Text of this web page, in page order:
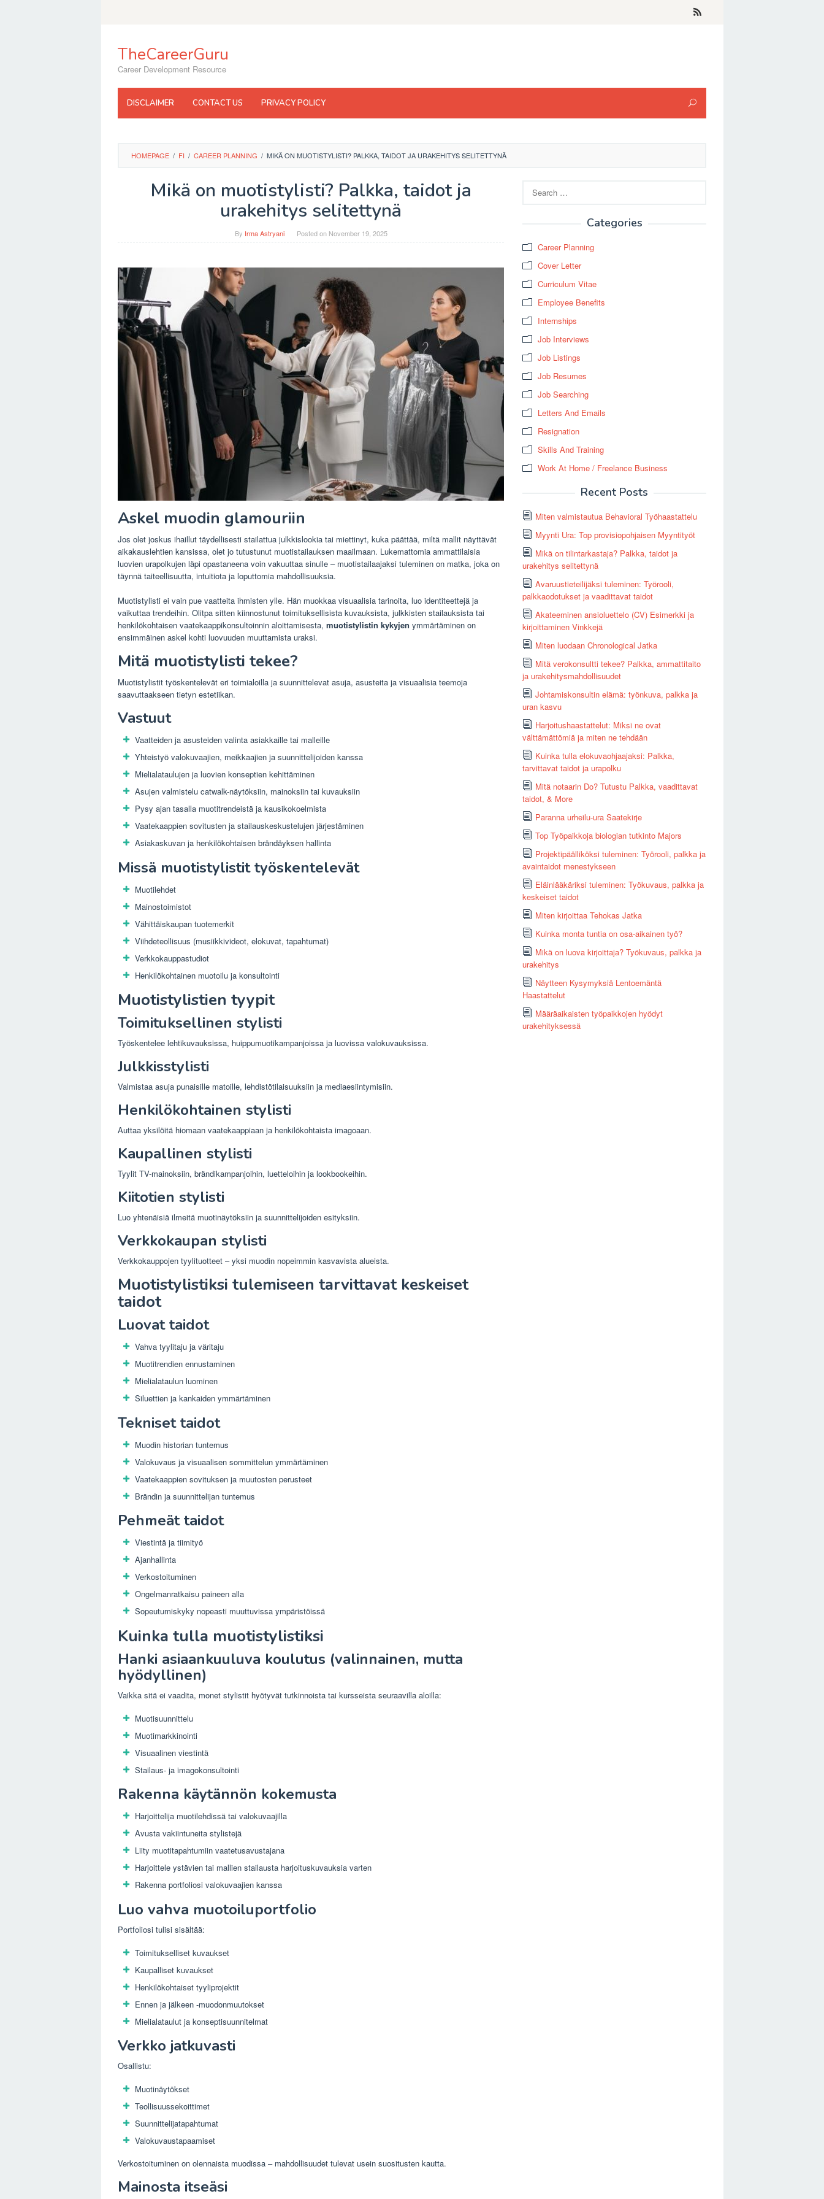
TheCareerGuru
Career Development Resource
DISCLAIMER CONTACT US PRIVACY POLICY
HOMEPAGE / FI / CAREER PLANNING / MIKÄ ON MUOTISTYLISTI? PALKKA, TAIDOT JA URAKEHITYS SELITETTYNÄ
Mikä on muotistylisti? Palkka, taidot ja
urakehitys selitettynä
By Irma Astryani Posted on November 19, 2025
Askel muodin glamouriin
Jos olet joskus ihaillut täydellisesti stailattua julkkislookia tai miettinyt, kuka päättää, miltä mallit näyttävät
aikakauslehtien kansissa, olet jo tutustunut muotistailauksen maailmaan. Lukemattomia ammattilaisia ​​
luovien urapolkujen läpi opastaneena voin vakuuttaa sinulle – muotistailaajaksi tuleminen on matka, joka on
täynnä taiteellisuutta, intuitiota ja loputtomia mahdollisuuksia.
Muotistylisti ei vain pue vaatteita ihmisten ylle. Hän muokkaa visuaalisia tarinoita, luo identiteettejä ja
vaikuttaa trendeihin. Olitpa sitten kiinnostunut toimituksellisista kuvauksista, julkkisten stailauksista tai
henkilökohtaisen vaatekaappikonsultoinnin aloittamisesta, muotistylistin kykyjen ymmärtäminen on
ensimmäinen askel kohti luovuuden muuttamista uraksi.
Mitä muotistylisti tekee?
Muotistylistit työskentelevät eri toimialoilla ja suunnittelevat asuja, asusteita ja visuaalisia teemoja
saavuttaakseen tietyn estetiikan.
Vastuut
Vaatteiden ja asusteiden valinta asiakkaille tai malleille
Yhteistyö valokuvaajien, meikkaajien ja suunnittelijoiden kanssa
Mielialataulujen ja luovien konseptien kehittäminen
Asujen valmistelu catwalk-näytöksiin, mainoksiin tai kuvauksiin
Pysy ajan tasalla muotitrendeistä ja kausikokoelmista
Vaatekaappien sovitusten ja stailauskeskustelujen järjestäminen
Asiakaskuvan ja henkilökohtaisen brändäyksen hallinta
Missä muotistylistit työskentelevät
Muotilehdet
Mainostoimistot
Vähittäiskaupan tuotemerkit
Viihdeteollisuus (musiikkivideot, elokuvat, tapahtumat)
Verkkokauppastudiot
Henkilökohtainen muotoilu ja konsultointi
Muotistylistien tyypit
Toimituksellinen stylisti
Työskentelee lehtikuvauksissa, huippumuotikampanjoissa ja luovissa valokuvauksissa.
Julkkisstylisti
Valmistaa asuja punaisille matoille, lehdistötilaisuuksiin ja mediaesiintymisiin.
Henkilökohtainen stylisti
Auttaa yksilöitä hiomaan vaatekaappiaan ja henkilökohtaista imagoaan.
Kaupallinen stylisti
Tyylit TV-mainoksiin, brändikampanjoihin, luetteloihin ja lookbookeihin.
Kiitotien stylisti
Luo yhtenäisiä ilmeitä muotinäytöksiin ja suunnittelijoiden esityksiin.
Verkkokaupan stylisti
Verkkokauppojen tyylituotteet – yksi muodin nopeimmin kasvavista alueista.
Muotistylistiksi tulemiseen tarvittavat keskeiset
taidot
Luovat taidot
Vahva tyylitaju ja väritaju
Muotitrendien ennustaminen
Mielialataulun luominen
Siluettien ja kankaiden ymmärtäminen
Tekniset taidot
Muodin historian tuntemus
Valokuvaus ja visuaalisen sommittelun ymmärtäminen
Vaatekaappien sovituksen ja muutosten perusteet
Brändin ja suunnittelijan tuntemus
Pehmeät taidot
Viestintä ja tiimityö
Ajanhallinta
Verkostoituminen
Ongelmanratkaisu paineen alla
Sopeutumiskyky nopeasti muuttuvissa ympäristöissä
Kuinka tulla muotistylistiksi
Hanki asiaankuuluva koulutus (valinnainen, mutta
hyödyllinen)
Vaikka sitä ei vaadita, monet stylistit hyötyvät tutkinnoista tai kursseista seuraavilla aloilla:
Muotisuunnittelu
Muotimarkkinointi
Visuaalinen viestintä
Stailaus- ja imagokonsultointi
Rakenna käytännön kokemusta
Harjoittelija muotilehdissä tai valokuvaajilla
Avusta vakiintuneita stylistejä
Liity muotitapahtumiin vaatetusavustajana
Harjoittele ystävien tai mallien stailausta harjoituskuvauksia varten
Rakenna portfoliosi valokuvaajien kanssa
Luo vahva muotoiluportfolio
Portfoliosi tulisi sisältää:
Toimitukselliset kuvaukset
Kaupalliset kuvaukset
Henkilökohtaiset tyyliprojektit
Ennen ja jälkeen -muodonmuutokset
Mielialataulut ja konseptisuunnitelmat
Verkko jatkuvasti
Osallistu:
Muotinäytökset
Teollisuussekoittimet
Suunnittelijatapahtumat
Valokuvaustapaamiset
Verkostoituminen on olennaista muodissa – mahdollisuudet tulevat usein suositusten kautta.
Mainosta itseäsi
for:
Categories
Career Planning
Cover Letter
Curriculum Vitae
Employee Benefits
Internships
Job Interviews
Job Listings
Job Resumes
Job Searching
Letters And Emails
Resignation
Skills And Training
Work At Home / Freelance Business
Recent Posts
Miten valmistautua Behavioral Työhaastattelu
Myynti Ura: Top provisiopohjaisen Myyntityöt
Mikä on tilintarkastaja? Palkka, taidot ja
urakehitys selitettynä
Avaruustieteilijäksi tuleminen: Työrooli,
palkkaodotukset ja vaadittavat taidot
Akateeminen ansioluettelo (CV) Esimerkki ja
kirjoittaminen Vinkkejä
Miten luodaan Chronological Jatka
Mitä verokonsultti tekee? Palkka, ammattitaito
ja urakehitysmahdollisuudet
Johtamiskonsultin elämä: työnkuva, palkka ja
uran kasvu
Harjoitushaastattelut: Miksi ne ovat
välttämättömiä ja miten ne tehdään
Kuinka tulla elokuvaohjaajaksi: Palkka,
tarvittavat taidot ja urapolku
Mitä notaarin Do? Tutustu Palkka, vaadittavat
taidot, & More
Paranna urheilu-ura Saatekirje
Top Työpaikkoja biologian tutkinto Majors
Projektipäälliköksi tuleminen: Työrooli, palkka ja
avaintaidot menestykseen
Eläinlääkäriksi tuleminen: Työkuvaus, palkka ja
keskeiset taidot
Miten kirjoittaa Tehokas Jatka
Kuinka monta tuntia on osa-aikainen työ?
Mikä on luova kirjoittaja? Työkuvaus, palkka ja
urakehitys
Näytteen Kysymyksiä Lentoemäntä
Haastattelut
Määräaikaisten työpaikkojen hyödyt
urakehityksessä